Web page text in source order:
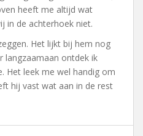
heeft me altijd wat
in de achterhoek niet.
Het lijkt bij hem nog
langzaamaan ontdek ik
Het leek me wel handig om
hij vast wat aan in de rest